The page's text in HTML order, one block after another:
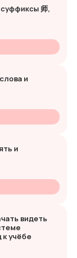
师,
и
и
видеть
учёбе